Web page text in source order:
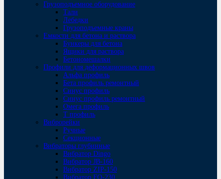
Грузоподъемное оборудование
Тали
Лебедки
Грузоподъемные краны
Емкости для бетона и раствора
Бункеры для бетона
Ящики для раствора
Бетономешалки
Профили для деформационных швов
Альфа профиль
Бета профиль ремонтный
Синус профиль
Синус профиль ремонтный
Омега профиль
Т профиль
Виброрейки
Ручные
Секционные
Вибраторы глубинные
Вибратор Dingo
Вибратор JB-160
Вибратор ZIP-150
Bибратор FO-230